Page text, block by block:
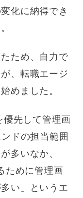
化に納得でき
ため、自力で
、転職エージ
めました。
優先して管理画
ドの担当範囲
多いなか、
ために管理画
い」というエ